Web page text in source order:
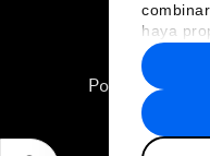
haya
hecho
Política de